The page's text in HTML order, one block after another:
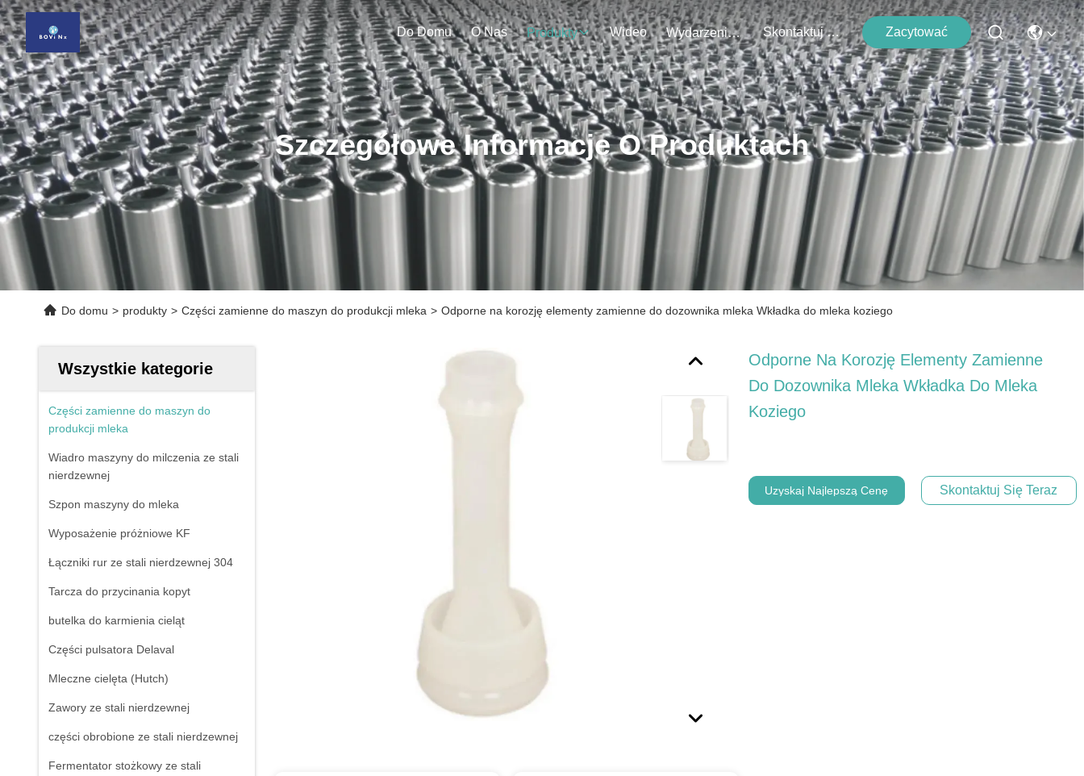
Do Domu O Nas Produkty Wideo Wydarzenia Skontaktuj Się Z Nami Zacytować
Szczegółowe Informacje O Produktach
Do domu > produkty > Części zamienne do maszyn do produkcji mleka > Odporne na korozję elementy zamienne do dozownika mleka Wkładka do mleka koziego
Wszystkie kategorie
Części zamienne do maszyn do
produkcji mleka
Wiadro maszyny do milczenia ze stali
nierdzewnej
Szpon maszyny do mleka
Wyposażenie próżniowe KF
Łączniki rur ze stali nierdzewnej 304
Tarcza do przycinania kopyt
butelka do karmienia cieląt
Części pulsatora Delaval
Mleczne cielęta (Hutch)
Zawory ze stali nierdzewnej
części obrobione ze stali nierdzewnej
Fermentator stożkowy ze stali
Odporne Na Korozję Elementy Zamienne
Do Dozownika Mleka Wkładka Do Mleka
Koziego
Uzyskaj Najlepszą Cenę Skontaktuj Się Teraz